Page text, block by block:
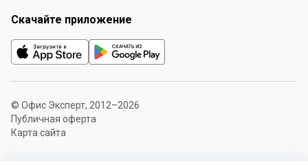
Скачайте приложение
© Офис Эксперт, 2012–2026
Публичная оферта
Карта сайта